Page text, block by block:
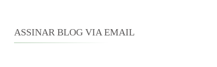
ASSINAR BLOG VIA EMAIL